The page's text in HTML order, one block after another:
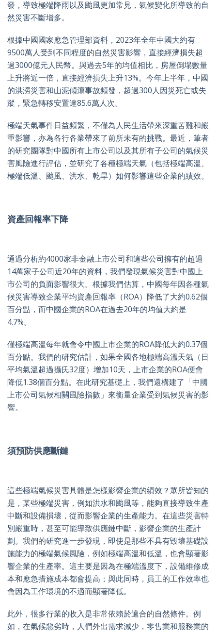
發，導致極端降雨以及颱風更加常見，氣候變化所導致的自
然災害不斷增多。
根據中國國家應急管理部資料，2023年全年中國大約有
9500萬人受到不同程度的自然災害影響，直接經濟損失超
過3000億元人民幣。與過去5年的均值相比，房屋倒塌數量
上升將近一倍，直接經濟損失上升13%。今年上半年，中國
的洪澇災害和山泥傾瀉事故頻發，超過300人因災死亡或失
蹤，緊急轉移安置達85.6萬人次。
極端天氣事件日益頻繁，不僅為人民生活帶來深重苦難和嚴
重影響，亦為各行各業帶來了前所未有的挑戰。最近，筆者
的研究團隊對中國所有上市公司以及其所有子公司的氣候災
害風險進行評估，並研究了各種極端天氣（包括極端高溫、
極端低溫、颱風、洪水、乾旱）如何影響這些企業的績效。
資產回報率下降
通過分析約4000家非金融上市公司和這些公司擁有的超過
14萬家子公司近20年的資料，我們發現氣候災害對中國上
市公司的負面影響很大。根據我們估算，中國每年因各種氣
候災害導致企業平均資產回報率（ROA）降低了大約0.62個
百分點，而中國企業的ROA在過去20年的均值大約是
4.7%。
僅極端高溫每年就會令中國上市企業的ROA降低大約0.37個
百分點。我們的研究估計，如果全國各地極端高溫天氣（日
平均氣溫超過攝氏32度）增加10天，上市企業的ROA便會
降低1.38個百分點。在此研究基礎上，我們還構建了「中國
上市公司氣候相關風險指數」來衡量企業受到氣候災害的影
響。
須預防供應斷鏈
這些極端氣候災害具體是怎樣影響企業的績效？眾所皆知的
是，某些極端災害，例如洪水和颱風等，能夠直接導致生產
中斷和設備損壞，從而影響企業的生產能力。在這些災害特
別嚴重時，甚至可能導致供應鏈中斷，影響企業的生產計
劃。我們的研究進一步發現，即使是那些不具有毀壞基礎設
施能力的極端氣候風險，例如極端高溫和低溫，也會顯著影
響企業的生產率。這主要是因為在極端溫度下，設備維修成
本和應急措施成本都會提高；與此同時，員工的工作效率也
會因為工作環境的不適而顯著降低。
此外，很多行業的收入是非常依賴於適合的自然條件。例
如，在氣候惡劣時，人們外出需求減少，零售業和服務業的